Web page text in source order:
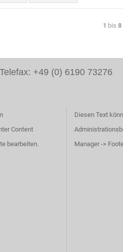
1 bis 8
+49 (0) 6190 73276
Content
bearbeiten.
Diesen Text
Manager ->